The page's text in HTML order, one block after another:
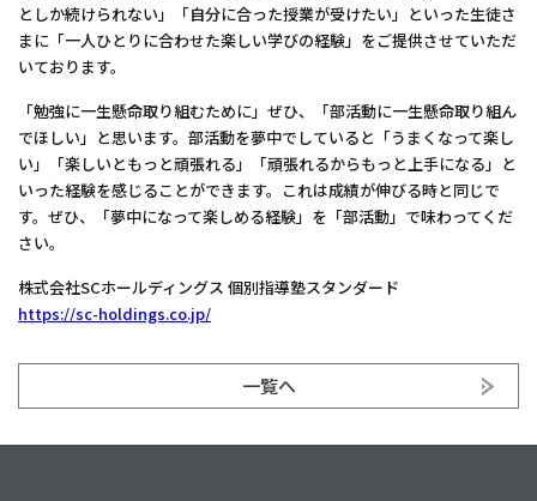
としか続けられない」「自分に合った授業が受けたい」といった生徒さ
まに「一人ひとりに合わせた楽しい学びの経験」をご提供させていただ
いております。
「勉強に一生懸命取り組むために」ぜひ、「部活動に一生懸命取り組ん
でほしい」と思います。部活動を夢中でしていると「うまくなって楽し
い」「楽しいともっと頑張れる」「頑張れるからもっと上手になる」と
いった経験を感じることができます。これは成績が伸びる時と同じで
す。ぜひ、「夢中になって楽しめる経験」を「部活動」で味わってくだ
さい。
株式会社SCホールディングス 個別指導塾スタンダード
https://sc-holdings.co.jp/
一覧へ